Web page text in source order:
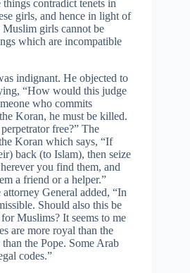
contradict tenets in
girls, and hence in light of
girls cannot be
which are incompatible
indignant. He objected to
“How would this judge
who commits
Koran, he must be killed.
free?” The
Koran which says, “If
back (to Islam), then seize
you find them, and
a friend or a helper.”
General added, “In
Should also this be
Muslims? It seems to me
are more royal than the
the Pope. Some Arab
codes.”